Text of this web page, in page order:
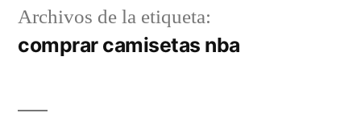
Archivos de la etiqueta:
comprar camisetas nba